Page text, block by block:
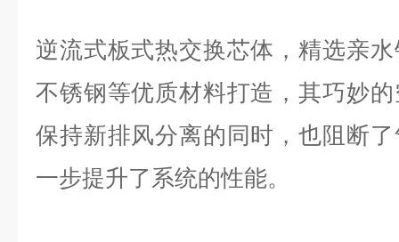
逆流式板式热交换芯体，精选亲
不锈钢等优质材料打造，其巧妙
保持新排风分离的同时，也阻断
一步提升了系统的性能。